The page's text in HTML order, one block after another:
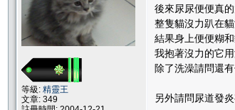
等級: 精靈王
文章: 349
後來尿尿便便真的
整隻貓沒力趴在貓
結果身上便便糊
我抱著沒力的它
除了洗澡請問還
另外請問尿道發